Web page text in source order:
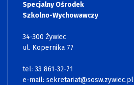
Specjalny Ośrodek
Szkolno-Wychowawczy
34-300 Żywiec
ul. Kopernika 77
tel: 33 861-32-71
e-mail: sekretariat@sosw.zywiec.pl